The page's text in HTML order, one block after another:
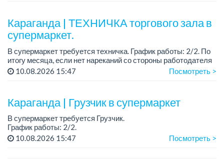
Караганда | ТЕХНИЧКА торгового зала в
супермаркет.
В супермаркет требуется техничка. График работы: 2/2. По
итогу месяца, если нет нареканий со стороны работодателя
предусмотрен бонус в виде премии 10% от оклада к
10.08.2026 15:47 Посмотреть >
Караганда | Грузчик в супермаркет
В супермаркет требуется Грузчик.
График работы: 2/2.
Условия: бесплатное питание, есть развозка юг, город,
10.08.2026 15:47 Посмотреть >